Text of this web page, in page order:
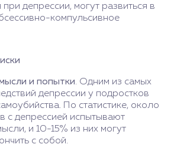
депрессии, могут развиться в
компульсивное
и попытки. Одним из самых
депрессии у подростков
По статистике, около
с депрессией испытывают
и 10-15% из них могут
с собой.